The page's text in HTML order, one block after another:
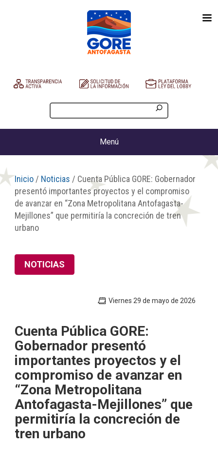
Menú
Inicio / Noticias / Cuenta Pública GORE: Gobernador
presentó importantes proyectos y el compromiso
de avanzar en “Zona Metropolitana Antofagasta-
Mejillones” que permitiría la concreción de tren
urbano
NOTICIAS
Viernes 29 de mayo de 2026
Cuenta Pública GORE:
Gobernador presentó
importantes proyectos y el
compromiso de avanzar en
“Zona Metropolitana
Antofagasta-Mejillones” que
permitiría la concreción de
tren urbano